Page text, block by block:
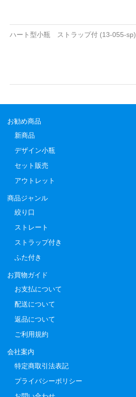
ハート型小瓶 ストラップ付 (13-055-sp)
お勧め商品
新商品
デザイン小瓶
セット販売
アウトレット
商品ジャンル
絞り口
ストレート
ストラップ付き
ふた付き
お買物ガイド
お支払について
配送について
返品について
ご利用規約
会社案内
特定商取引法表記
プライバシーポリシー